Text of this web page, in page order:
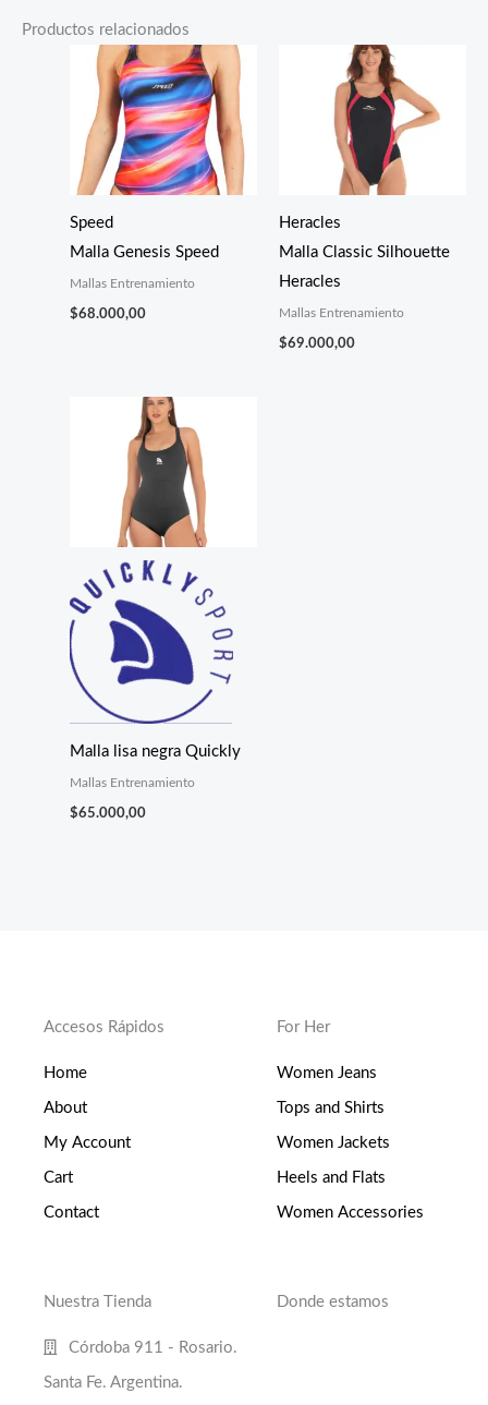
Productos relacionados
Speed
Malla Genesis Speed
Mallas Entrenamiento
$68.000,00
Heracles
Malla Classic Silhouette
Heracles
Mallas Entrenamiento
$69.000,00
Malla lisa negra Quickly
Mallas Entrenamiento
$65.000,00
Accesos Rápidos
Home
About
My Account
Cart
Contact
For Her
Women Jeans
Tops and Shirts
Women Jackets
Heels and Flats
Women Accessories
Nuestra Tienda
Córdoba 911 - Rosario.
Santa Fe. Argentina.
Donde estamos